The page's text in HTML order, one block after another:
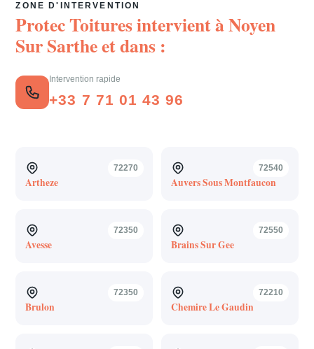
ZONE D'INTERVENTION
Protec Toitures intervient àNoyen
Sur Sartheet dans :
Intervention rapide
+33 7 71 01 43 96
72270
Artheze
72540
Auvers Sous Montfaucon
72350
Avesse
72550
Brains Sur Gee
72350
Brulon
72210
Chemire Le Gaudin